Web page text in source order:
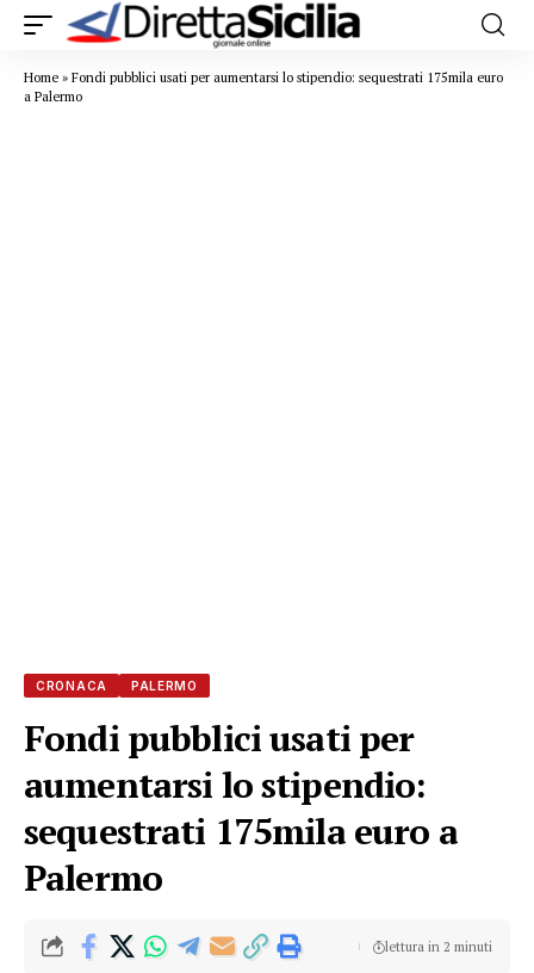
Home » Fondi pubblici usati per aumentarsi lo stipendio: sequestrati 175mila euro
a Palermo
CRONACA PALERMO
Fondi pubblici usati per
aumentarsi lo stipendio:
sequestrati 175mila euro a
Palermo
lettura in 2 minuti